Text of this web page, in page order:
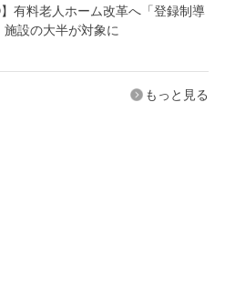
有料老人ホーム改革へ「登録制導
設の大半が対象に
もっと見る